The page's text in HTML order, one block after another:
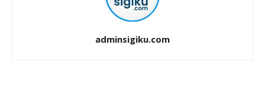
adminsigiku.com